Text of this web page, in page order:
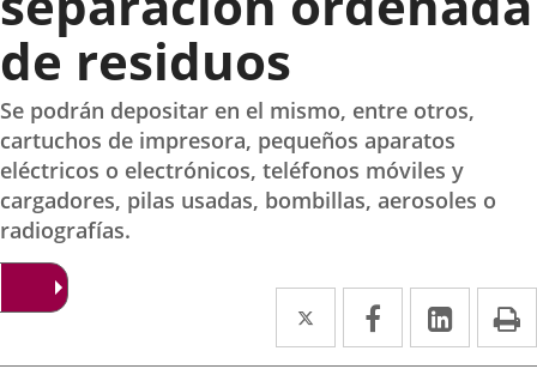
de residuos
Se podrán depositar en el mismo, entre otros,
cartuchos de impresora, pequeños aparatos
eléctricos o electrónicos, teléfonos móviles y
cargadores, pilas usadas, bombillas, aerosoles o
radiografías.
Twitter
Enlace
a
Facebook
Enlace
a
Enlace
a